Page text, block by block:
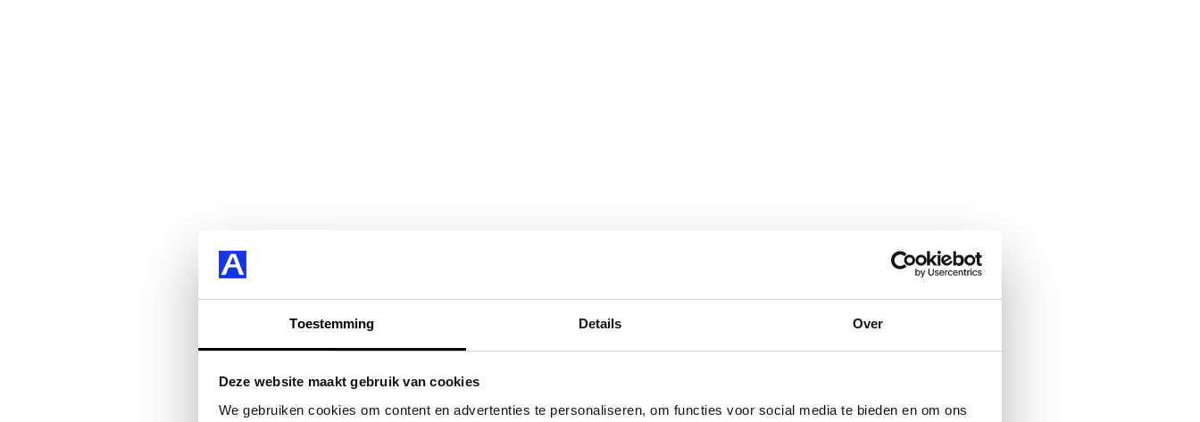
Toestemming Details Over
Deze website maakt gebruik van cookies
We gebruiken cookies om content en advertenties te personaliseren, om functies voor social media te bieden en om ons